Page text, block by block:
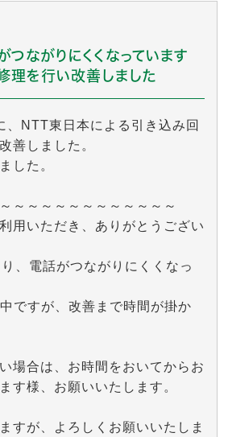
つながりにくくなっています
を行い改善しました
、NTT東日本による引き込み回
善しました。
した。
～～～～～～～～～～～～
用いただき、ありがとうござい
、電話がつながりにくくなっ
ですが、改善まで時間が掛か
場合は、お時間をおいてからお
す様、お願いいたします。
すが、よろしくお願いいたしま